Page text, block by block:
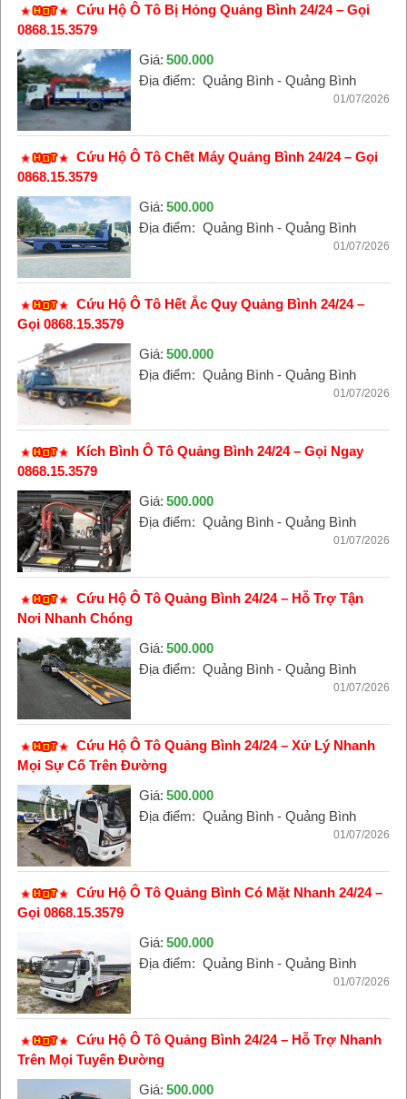
Cứu Hộ Ô Tô Bị Hỏng Quảng Bình 24/24 – Gọi
0868.15.3579
Giá: 500.000
Địa điểm: Quảng Bình - Quảng Bình
01/07/2026
Cứu Hộ Ô Tô Chết Máy Quảng Bình 24/24 – Gọi
0868.15.3579
Giá: 500.000
Địa điểm: Quảng Bình - Quảng Bình
01/07/2026
Cứu Hộ Ô Tô Hết Ắc Quy Quảng Bình 24/24 –
Gọi 0868.15.3579
Giá: 500.000
Địa điểm: Quảng Bình - Quảng Bình
01/07/2026
Kích Bình Ô Tô Quảng Bình 24/24 – Gọi Ngay
0868.15.3579
Giá: 500.000
Địa điểm: Quảng Bình - Quảng Bình
01/07/2026
Cứu Hộ Ô Tô Quảng Bình 24/24 – Hỗ Trợ Tận
Nơi Nhanh Chóng
Giá: 500.000
Địa điểm: Quảng Bình - Quảng Bình
01/07/2026
Cứu Hộ Ô Tô Quảng Bình 24/24 – Xử Lý Nhanh
Mọi Sự Cố Trên Đường
Giá: 500.000
Địa điểm: Quảng Bình - Quảng Bình
01/07/2026
Cứu Hộ Ô Tô Quảng Bình Có Mặt Nhanh 24/24 –
Gọi 0868.15.3579
Giá: 500.000
Địa điểm: Quảng Bình - Quảng Bình
01/07/2026
Cứu Hộ Ô Tô Quảng Bình 24/24 – Hỗ Trợ Nhanh
Trên Mọi Tuyến Đường
Giá: 500.000